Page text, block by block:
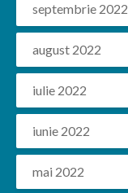
septembrie 2022
august 2022
iulie 2022
iunie 2022
mai 2022